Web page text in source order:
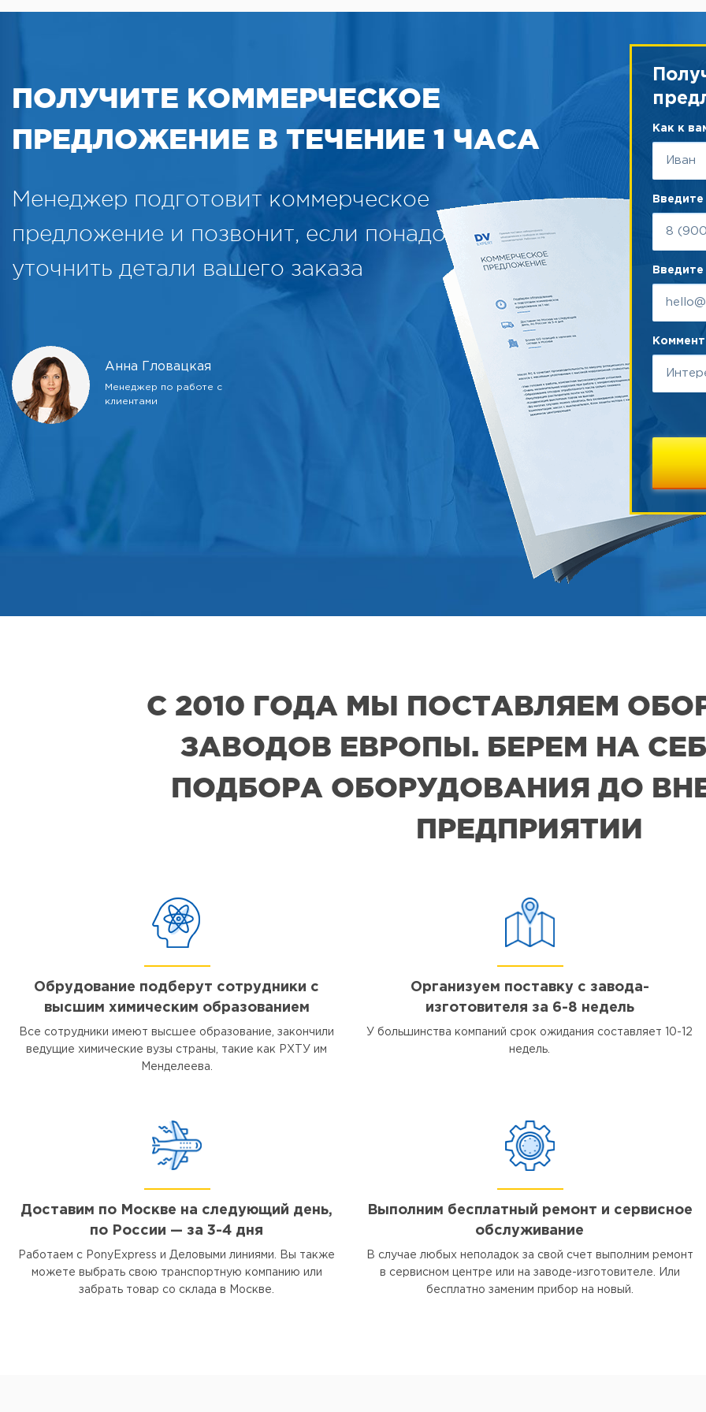
через штуцер для шлангов
прибору используется
KKDU длиной 1 м.
7 мл, диапазон измерений:
Графит
ПОЛУЧИТЕ КОММЕРЧЕСКОЕ
ПРЕДЛОЖЕНИЕ В ТЕЧЕНИЕ 1 ЧАСА
Менеджер подготовит коммерческое
предложение и позвонит, если понадобится
уточнить детали вашего заказа
Анна Гловацкая
Менеджер по работе с
клиентами
Как к
С 2010 ГОДА МЫ ПОСТАВЛЯЕМ
ЗАВОДОВ ЕВРОПЫ. БЕРЕМ НА
ПОДБОРА ОБОРУДОВАНИЯ ДО
ПРЕДПРИЯТИИ
Обрудование подберут сотрудники с
высшим химическим образованием
Все сотрудники имеют высшее образование, закончили
ведущие химические вузы страны, такие как РХТУ им
Менделеева.
Организуем поставку с завода-
изготовителя за 6-8 недель
У большинства компаний срок ожидания составляет 10-12
недель.
Доставим по Москве на следующий день,
по России — за 3-4 дня
Работаем с PonyExpress и Деловыми линиями. Вы также
можете выбрать свою транспортную компанию или
забрать товар со склада в Москве.
Выполним бесплатный ремонт и сервисное
обслуживание
В случае любых неполадок за свой счет выполним ремонт
в сервисном центре или на заводе-изготовителе. Или
бесплатно заменим прибор на новый.